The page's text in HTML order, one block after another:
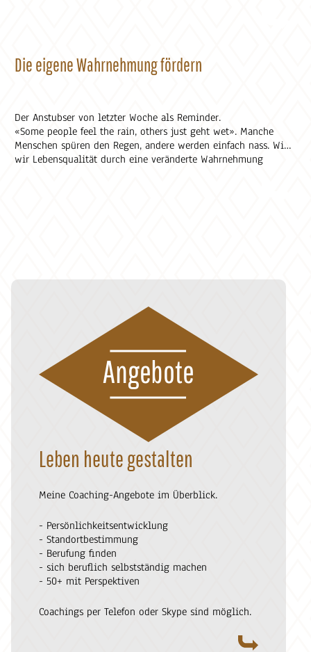
Die eigene Wahrnehmung fördern
Der Anstubser von letzter Woche als Reminder.
«Some people feel the rain, others just geht wet». Manche
Menschen spüren den Regen, andere werden einfach nass. Wie
wir Lebensqualität durch eine veränderte Wahrnehmung
Angebote
Leben heute gestalten
Meine Coaching-Angebote im Überblick.
- Persönlichkeitsentwicklung
- Standortbestimmung
- Berufung finden
- sich beruflich selbstständig machen
- 50+ mit Perspektiven
Coachings per Telefon oder Skype sind möglich.